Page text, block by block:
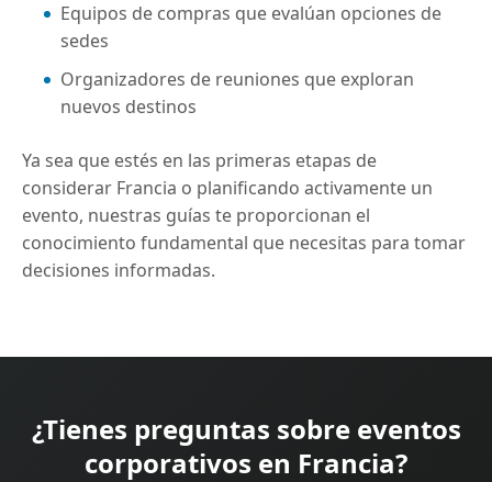
Equipos de compras que evalúan opciones de
sedes
Organizadores de reuniones que exploran
nuevos destinos
Ya sea que estés en las primeras etapas de
considerar Francia o planificando activamente un
evento, nuestras guías te proporcionan el
conocimiento fundamental que necesitas para tomar
decisiones informadas.
¿Tienes preguntas sobre eventos
corporativos en Francia?